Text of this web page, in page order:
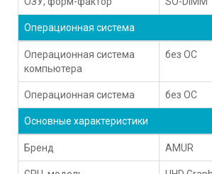
Операционная система
Операционная система
компьютера
без ОС
Операционная система без ОС
Основные характеристики
Бренд AMUR